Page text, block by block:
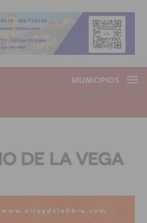
MUNICIPIOS